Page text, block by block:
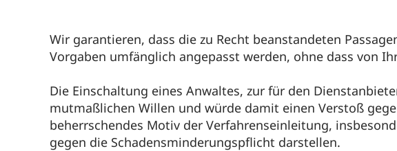
Wir garantieren, dass die zu Recht beanstandeten
Vorgaben umfänglich angepasst werden, ohne dass von
Die Einschaltung eines Anwaltes, zur für den
mutmaßlichen Willen und würde damit einen Verstoß
beherrschendes Motiv der Verfahrenseinleitung,
gegen die Schadensminderungspflicht darstellen.